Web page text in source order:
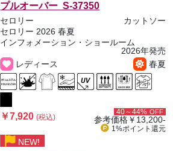
プルオーバー S-37350
セロリー
カットソー
セロリー 2026 春夏
インフォメーション・ショールーム
2026年発売
レディース
春夏
￥7,920(税込)
40～44% OFF
参考価格￥13,200-
1%ポイント 還元
NEW!